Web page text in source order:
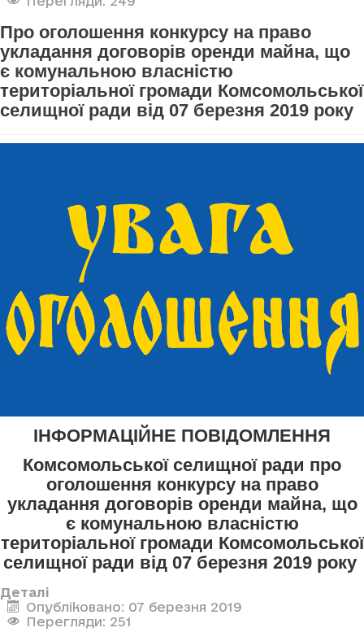
Про оголошення конкурсу на право
укладання договорів оренди майна, що
є комунальною власністю
територіальної громади Комсомольської
селищної ради від 07 березня 2019 року
ІНФОРМАЦІЙНЕ ПОВІДОМЛЕННЯ
Комсомольської селищної ради про
оголошення конкурсу на право
укладання договорів оренди майна, що
є комунальною власністю
територіальної громади Комсомольської
селищної ради від 07 березня 2019 року
Деталі
Опубліковано: 07 березня 2019
Перегляди: 251